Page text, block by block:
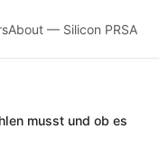
About — Silicon PRSA
musst und ob es